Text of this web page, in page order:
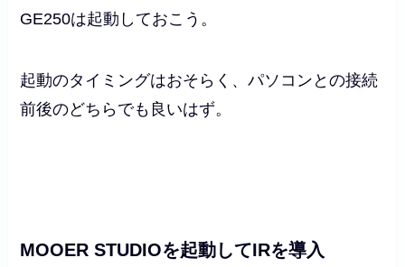
GE250は起動しておこう。
起動のタイミングはおそらく、パソコンとの接続
前後のどちらでも良いはず。
MOOER STUDIOを起動してIRを導入